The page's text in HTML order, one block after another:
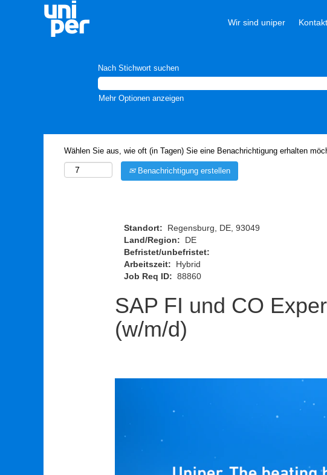
Wir sind uniper Kontakt
Nach Stichwort suchen
Mehr Optionen anzeigen
Wählen Sie aus, wie oft (in Tagen) Sie eine Benachrichtigung erhalten
Benachrichtigung erstellen
Standort: Regensburg, DE, 93049
Land/Region: DE
Befristet/unbefristet:
Arbeitszeit: Hybrid
Job Req ID: 88860
SAP FI und CO
(w/m/d)